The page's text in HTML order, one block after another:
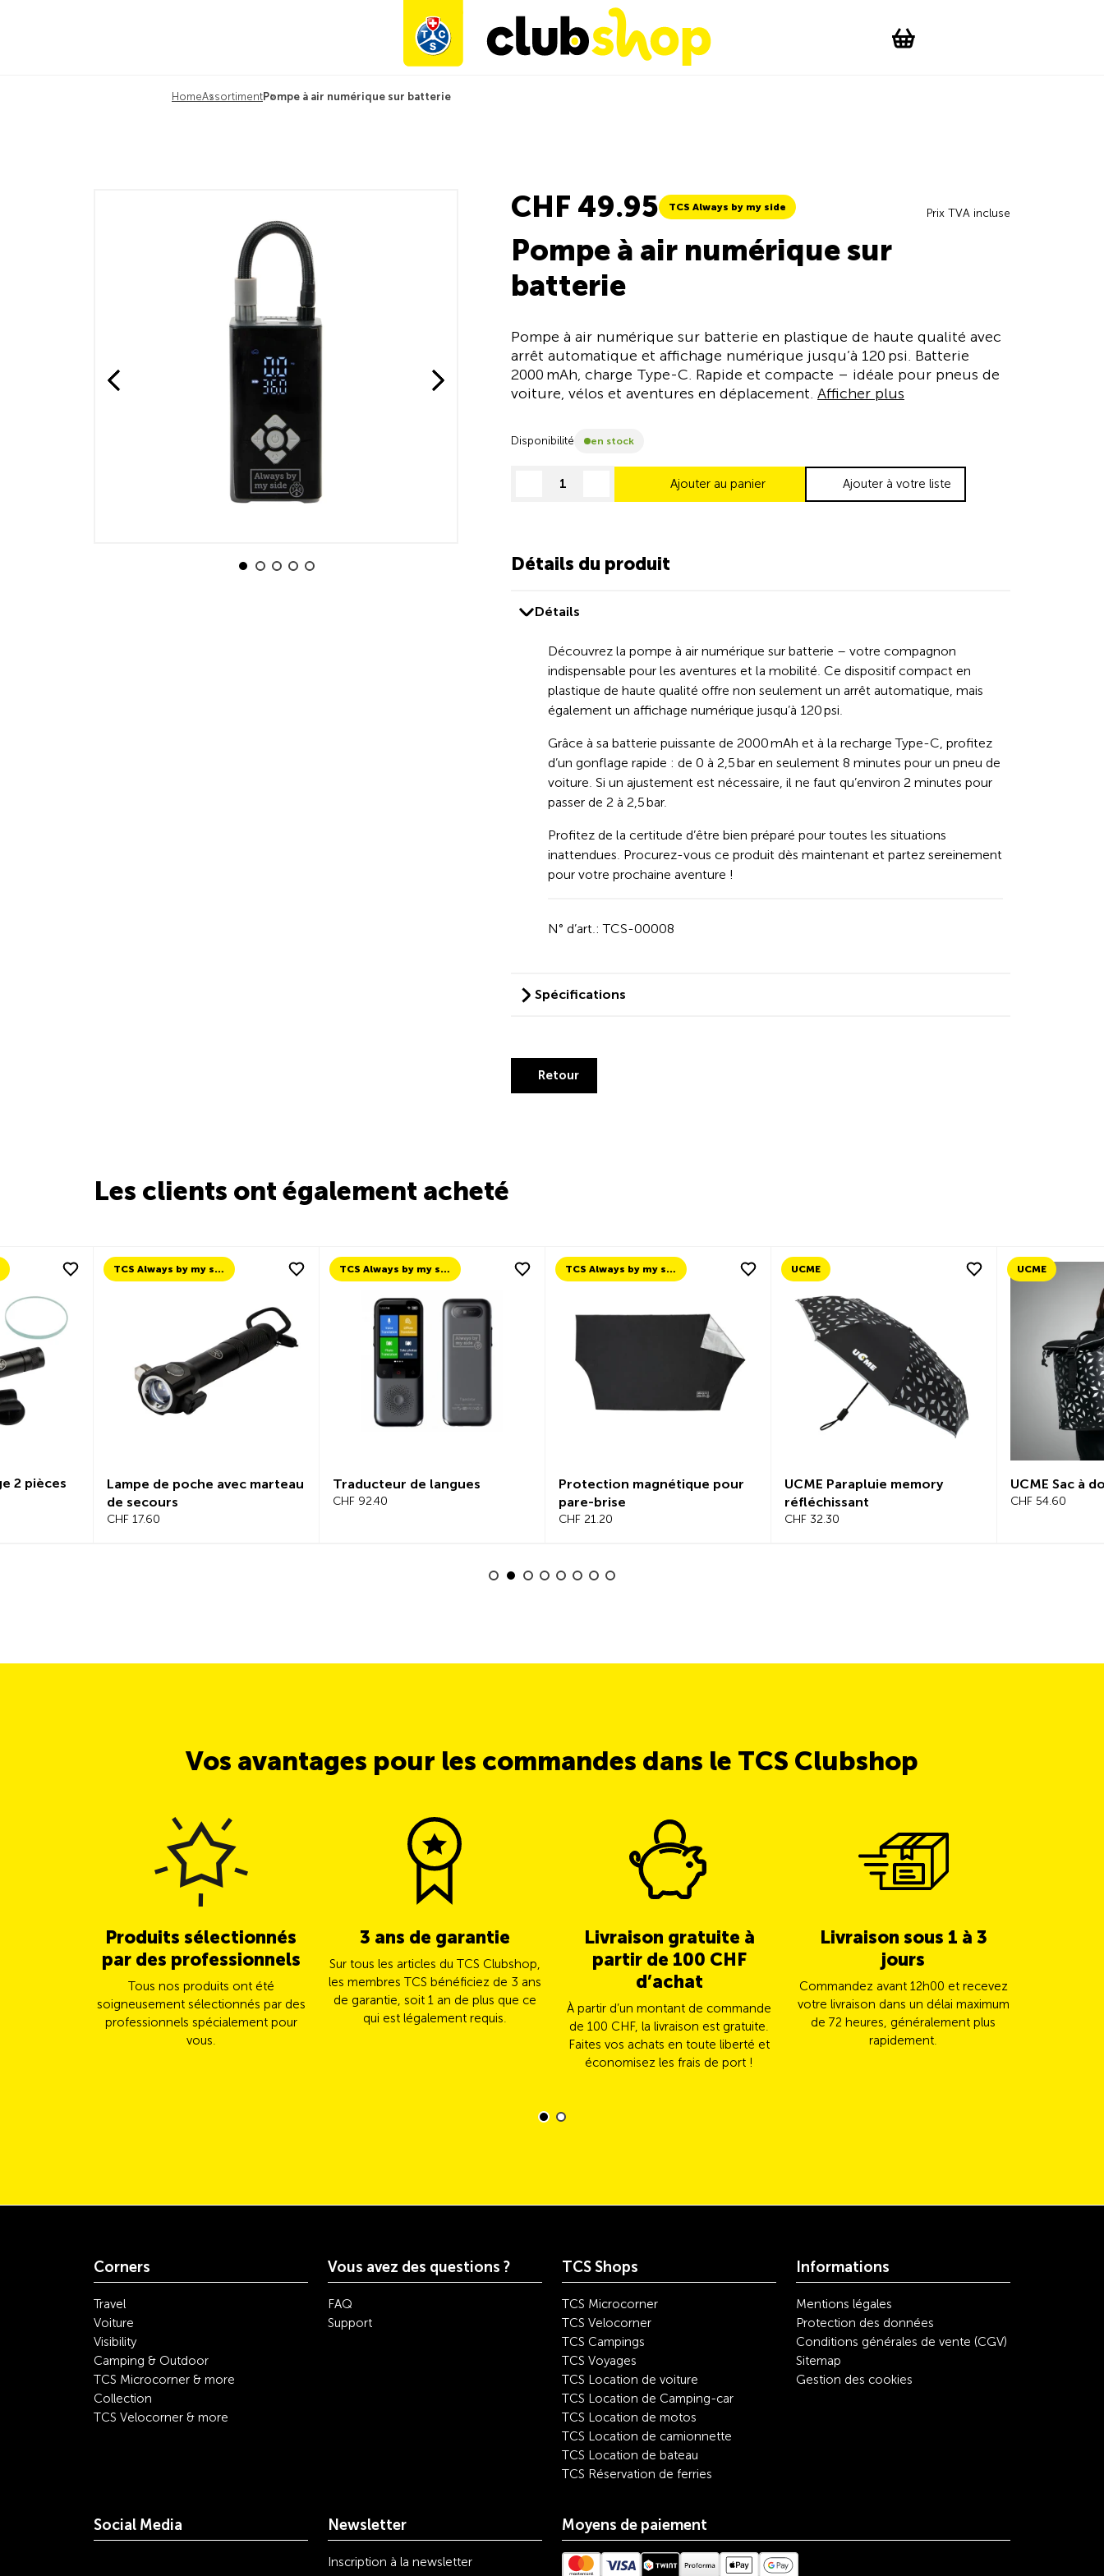
WishList
HomeAssortimentPompe à air numérique sur batterie
CHF 49.95 TCS Always by my side Prix TVA incluse
Pompe à air numérique sur
batterie
Pompe à air numérique sur batterie en plastique de haute qualité avec
arrêt automatique et affichage numérique jusqu’à 120 psi. Batterie
2000 mAh, charge Type-C. Rapide et compacte – idéale pour pneus de
voiture, vélos et aventures en déplacement. Afficher plus
Disponibilité en stock
decrease quantityincrease quantity
Ajouter au panier Ajouter à votre liste
Détails du produit
Détails
Découvrez la pompe à air numérique sur batterie – votre compagnon
indispensable pour les aventures et la mobilité. Ce dispositif compact en
plastique de haute qualité offre non seulement un arrêt automatique, mais
également un affichage numérique jusqu’à 120 psi.
Grâce à sa batterie puissante de 2000 mAh et à la recharge Type-C, profitez
d’un gonflage rapide : de 0 à 2,5 bar en seulement 8 minutes pour un pneu de
voiture. Si un ajustement est nécessaire, il ne faut qu’environ 2 minutes pour
passer de 2 à 2,5 bar.
Profitez de la certitude d’être bien préparé pour toutes les situations
inattendues. Procurez-vous ce produit dès maintenant et partez sereinement
pour votre prochaine aventure !
N° d’art.: TCS-00008
Spécifications
Retour
Les clients ont également acheté
2 pièces
TCS Always by my side
Lampe de poche avec marteau
de secours
CHF 17.60
TCS Always by my side
Traducteur de langues
CHF 92.40
TCS Always by my side
Protection magnétique pour
pare-brise
CHF 21.20
UCME
UCME Parapluie memory
réfléchissant
CHF 32.30
UCME
UCME Sac à
CHF 54.60
Vos avantages pour les commandes dans le TCS Clubshop
Produits sélectionnés
par des professionnels
Tous nos produits ont été
soigneusement sélectionnés par des
professionnels spécialement pour
vous.
3 ans de garantie
Sur tous les articles du TCS Clubshop,
les membres TCS bénéficiez de 3 ans
de garantie, soit 1 an de plus que ce
qui est légalement requis.
Livraison gratuite à
partir de 100 CHF
d’achat
À partir d’un montant de commande
de 100 CHF, la livraison est gratuite.
Faites vos achats en toute liberté et
économisez les frais de port !
Livraison sous 1 à 3
jours
Commandez avant 12h00 et recevez
votre livraison dans un délai maximum
de 72 heures, généralement plus
rapidement.
Corners
Travel
Voiture
Visibility
Camping & Outdoor
TCS Microcorner & more
Collection
TCS Velocorner & more
Vous avez des questions ?
FAQ
Support
TCS Shops
TCS Microcorner
TCS Velocorner
TCS Campings
TCS Voyages
TCS Location de voiture
TCS Location de Camping-car
TCS Location de motos
TCS Location de camionnette
TCS Location de bateau
TCS Réservation de ferries
Informations
Mentions légales
Protection des données
Conditions générales de vente (CGV)
Sitemap
Gestion des cookies
Social Media Newsletter
Inscription à la newsletter
Moyens de paiement